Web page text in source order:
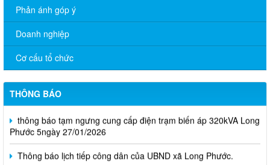
Phản ánh góp ý
Doanh nghiệp
Cơ cấu tổ chức
THÔNG BÁO
CHUYÊN MỤC TUYỂN DỤNG
Công bố Quyết định về việc xếp hạng di tích lịch sử Đình Tập
Phước - Phước Hòa xã Long Phước, tỉnh Đồng Nai.
thông báo tạm ngưng cung cấp điện trạm biến áp 320kVA Long
Phước 5ngày 27/01/2026
Thông báo lịch tiếp công dân của UBND xã Long Phước.